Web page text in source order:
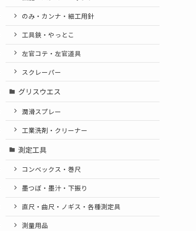
のみ・カンナ・細工用針
工具鋏・やっとこ
左官コテ・左官道具
スクレーパー
グリスウエス
潤滑スプレー
工業洗剤・クリーナー
測定工具
コンベックス・巻尺
墨つぼ・墨汁・下振り
直尺・曲尺・ノギス・各種測定具
測量用品